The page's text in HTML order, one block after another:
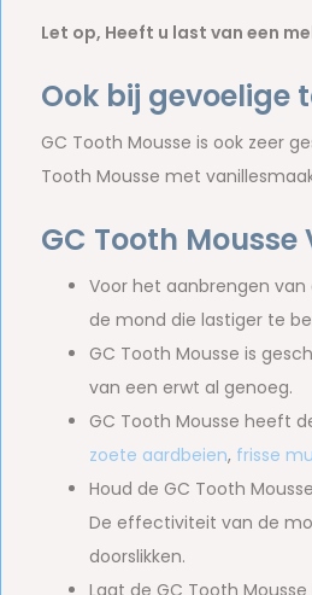
Let op, Heeft u last van een
Ook bij gevoelige
GC Tooth Mousse is ook zeer
Tooth Mousse met
GC Tooth
Voor het aanbrengen
de mond die lastiger te
GC Tooth Mousse is
van een erwt al genoeg.
GC Tooth Mousse heeft
zoete aardbeien, frisse
Houd de GC Tooth
De effectiviteit van de
doorslikken.
Laat de GC Tooth